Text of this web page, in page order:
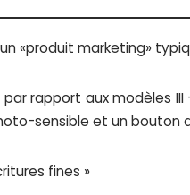
«produit marketing»
rapport aux modèles III
sensible et un bouton
fines »